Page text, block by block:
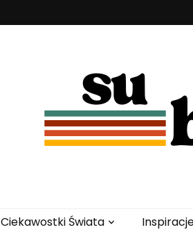
Ciekawostki Świata